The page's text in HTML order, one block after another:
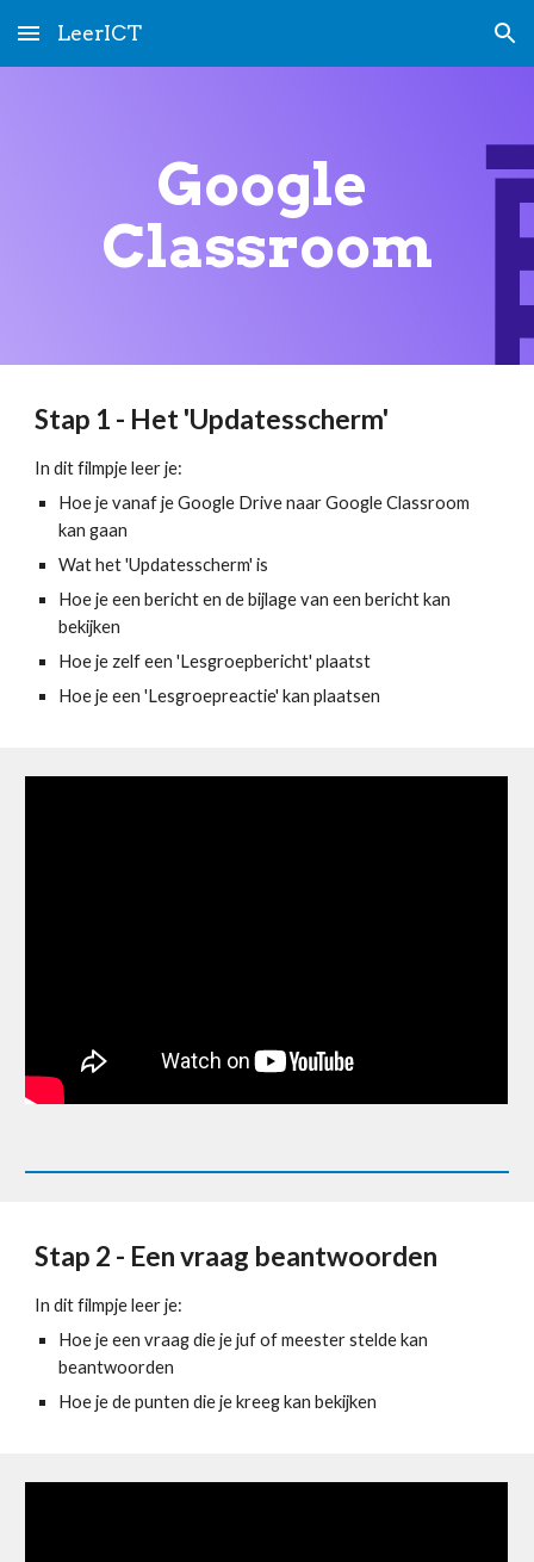
Skip to main content Skip to navigation
LeerICT
Google
Classroom
Stap 1 - Het 'Updatesscherm'
In dit filmpje leer je:
Hoe je vanaf je Google Drive naar Google Classroom
kan gaan
Wat het 'Updatesscherm' is
Hoe je een bericht en de bijlage van een bericht kan
bekijken
Hoe je zelf een 'Lesgroepbericht' plaatst
Hoe je een 'Lesgroepreactie' kan plaatsen
Stap 2 - Een vraag beantwoorden
In dit filmpje leer je:
Hoe je een vraag die je juf of meester stelde kan
beantwoorden
Hoe je de punten die je kreeg kan bekijken